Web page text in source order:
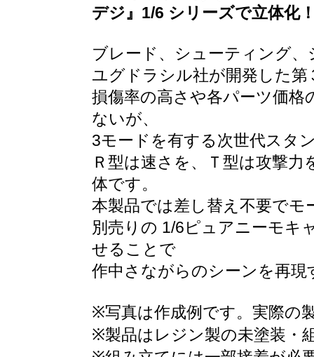
デジ』1/6 シリーズで立体化
ブレード、シューティング
ユグドラシル社が開発した第
損傷率の高さや各パーツ価
ないが、
3モードを有する次世代スタ
Ｒ型は速さを、Ｔ型は攻撃
体です。
本製品では差し替え不要で
別売りの 1/6ピュアニーモキ
せることで
作中さながらのシーンを再
※写真は作成例です。実際の
※製品はレジン製の未塗装・